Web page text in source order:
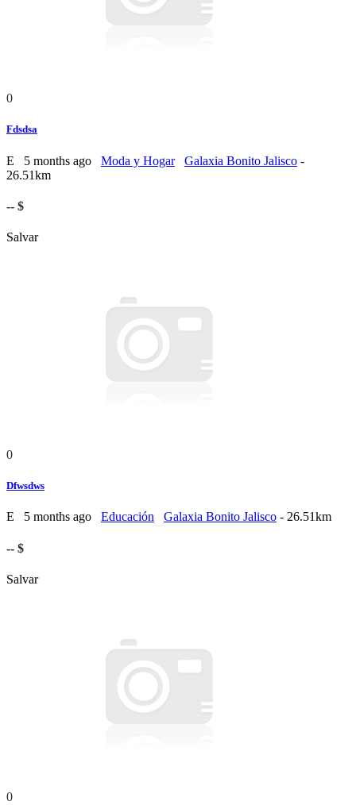
0
Fdsdsa
E 5 months ago Moda y Hogar Galaxia Bonito Jalisco -
26.51km
-- $
Salvar
0
Dfwsdws
E 5 months ago Educación Galaxia Bonito Jalisco - 26.51km
-- $
Salvar
0